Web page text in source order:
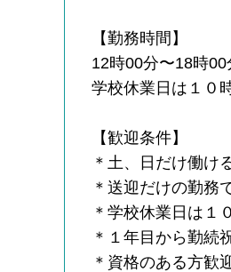
【勤務時間】
12時00分〜18時00
学校休業日は１０
【歓迎条件】
＊土、日だけ働け
＊送迎だけの勤務
＊学校休業日は１
＊１年目から勤続
＊資格のある方歓